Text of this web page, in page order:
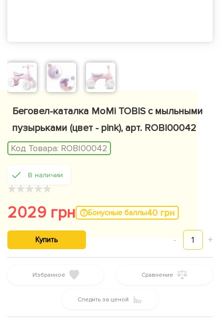
Беговел-каталка MoMi TOBIS с мыльными
пузырьками (цвет - pink), арт. ROBI00042
Код Товара: ROBI00042
В наличии
★★★★★
2029 грн Бонусные баллы40 грн
- 1 +
Купить
Избранное Сравнение
Следить за ценой